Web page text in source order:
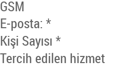
GSM
E-posta: *
Kişi Sayısı *
Tercih edilen hizmet